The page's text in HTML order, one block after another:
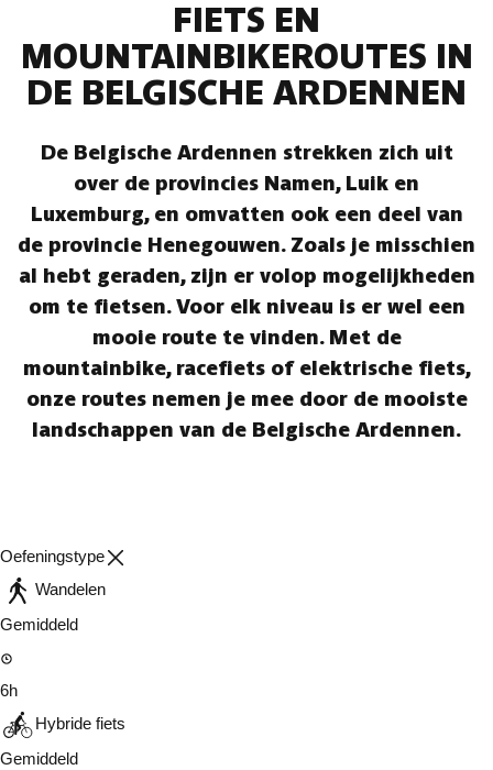
FIETS EN
MOUNTAINBIKEROUTES IN
DE BELGISCHE ARDENNEN
De Belgische Ardennen strekken zich uit
over de provincies Namen, Luik en
Luxemburg, en omvatten ook een deel van
de provincie Henegouwen. Zoals je misschien
al hebt geraden, zijn er volop mogelijkheden
om te fietsen. Voor elk niveau is er wel een
mooie route te vinden. Met de
mountainbike, racefiets of elektrische fiets,
onze routes nemen je mee door de mooiste
landschappen van de Belgische Ardennen.
Oefeningstype
Wandelen
Gemiddeld
6h
Hybride fiets
Gemiddeld